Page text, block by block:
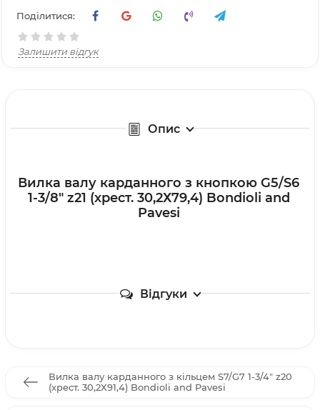
Поділитися:
Залишити відгук
Опис
Вилка валу карданного з кнопкою G5/S6
1-3/8" z21 (хрест. 30,2Х79,4) Bondioli and
Pavesi
Відгуки
Вилка валу карданного з кільцем S7/G7 1-3/4" z20
(хрест. 30,2Х91,4) Bondioli and Pavesi